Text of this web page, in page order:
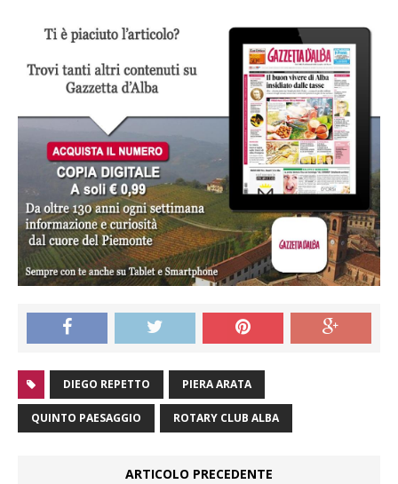
DIEGO REPETTO PIERA ARATA
QUINTO PAESAGGIO ROTARY CLUB ALBA
ARTICOLO PRECEDENTE